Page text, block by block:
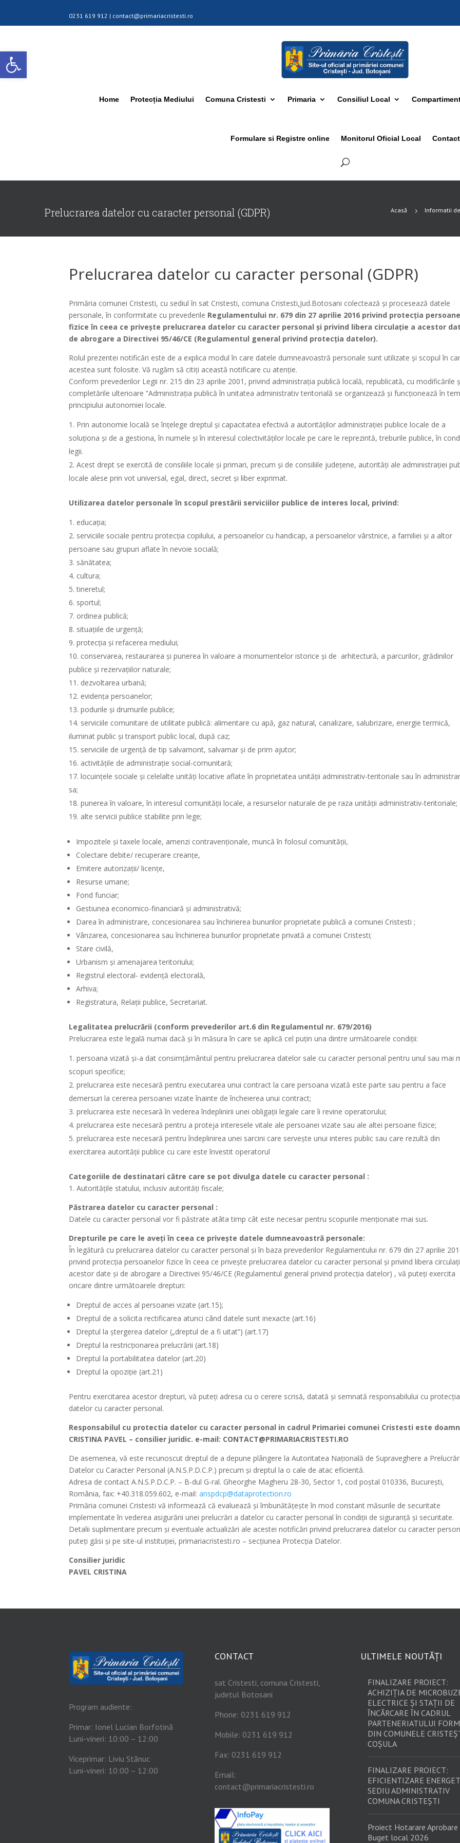
Deschide bara de unelte
0231 619 912 | contact@primariacristesti.ro
Home Protecția Mediului Comuna Cristesti Primaria Consiliul Local
Formulare si Registre online Monitorul Oficial Local Contact
Prelucrarea datelor cu caracter personal (GDPR) Acasă 5 Informatii
Prelucrarea datelor cu caracter personal (GDPR)
Primăria comunei Cristesti, cu sediul în sat Cristesti, comuna Cristesti,Jud.Botosani colectează și procesează datele
personale, în conformitate cu prevederile Regulamentului nr. 679 din 27 aprilie 2016 privind protecţia
fizice în ceea ce priveşte prelucrarea datelor cu caracter personal şi privind libera circulaţie a acestor
de abrogare a Directivei 95/46/CE (Regulamentul general privind protecţia datelor).
Rolul prezentei notificări este de a explica modul în care datele dumneavoastră personale sunt utilizate și scopul în
acestea sunt folosite. Vă rugăm să citiți această notificare cu atenție.
Conform prevederilor Legii nr. 215 din 23 aprilie 2001, privind administraţia publică locală, republicată, cu modificările
completările ulterioare ”Administrația publică în unitatea administrativ teritorială se organizează și funcționează în
principiului autonomiei locale.
Prin autonomie locală se înţelege dreptul şi capacitatea efectivă a autorităţilor administraţiei publice locale de a
soluţiona şi de a gestiona, în numele şi în interesul colectivităţilor locale pe care le reprezintă, treburile publice, în
legii.
Acest drept se exercită de consiliile locale şi primari, precum şi de consiliile judeţene, autorităţi ale administraţiei
locale alese prin vot universal, egal, direct, secret şi liber exprimat.
Utilizarea datelor personale în scopul prestării serviciilor publice de interes local, privind:
educaţia;
serviciile sociale pentru protecţia copilului, a persoanelor cu handicap, a persoanelor vârstnice, a familiei şi a altor
persoane sau grupuri aflate în nevoie socială;
sănătatea;
cultura;
tineretul;
sportul;
ordinea publică;
situaţiile de urgenţă;
protecţia şi refacerea mediului;
conservarea, restaurarea şi punerea în valoare a monumentelor istorice şi de arhitectură, a parcurilor, grădinilor
publice şi rezervaţiilor naturale;
dezvoltarea urbană;
evidenţa persoanelor;
podurile şi drumurile publice;
serviciile comunitare de utilitate publică: alimentare cu apă, gaz natural, canalizare, salubrizare, energie termică,
iluminat public şi transport public local, după caz;
serviciile de urgenţă de tip salvamont, salvamar şi de prim ajutor;
activităţile de administraţie social-comunitară;
locuinţele sociale şi celelalte unităţi locative aflate în proprietatea unităţii administrativ-teritoriale sau în
sa;
punerea în valoare, în interesul comunităţii locale, a resurselor naturale de pe raza unităţii administrativ-teritoriale;
alte servicii publice stabilite prin lege;
Impozitele și taxele locale, amenzi contravenționale, muncă în folosul comunității,
Colectare debite/ recuperare creanțe,
Emitere autorizații/ licențe,
Resurse umane;
Fond funciar;
Gestiunea economico-financiară și administrativă;
Darea în administrare, concesionarea sau închirierea bunurilor proprietate publică a comunei Cristesti ;
Vânzarea, concesionarea sau închirierea bunurilor proprietate privată a comunei Cristesti;
Stare civilă,
Urbanism și amenajarea teritoriului;
Registrul electoral- evidență electorală,
Arhiva;
Registratura, Relații publice, Secretariat.
Legalitatea prelucrării (conform prevederilor art.6 din Regulamentul nr. 679/2016)
Prelucrarea este legală numai dacă şi în măsura în care se aplică cel puţin una dintre următoarele condiţii:
persoana vizată şi-a dat consimţământul pentru prelucrarea datelor sale cu caracter personal pentru unul sau mai
scopuri specifice;
prelucrarea este necesară pentru executarea unui contract la care persoana vizată este parte sau pentru a face
demersuri la cererea persoanei vizate înainte de încheierea unui contract;
prelucrarea este necesară în vederea îndeplinirii unei obligaţii legale care îi revine operatorului;
prelucrarea este necesară pentru a proteja interesele vitale ale persoanei vizate sau ale altei persoane fizice;
prelucrarea este necesară pentru îndeplinirea unei sarcini care serveşte unui interes public sau care rezultă din
exercitarea autorităţii publice cu care este învestit operatorul
Categoriile de destinatari către care se pot divulga datele cu caracter personal :
1. Autoritățile statului, inclusiv autorități fiscale;
Păstrarea datelor cu caracter personal :
Datele cu caracter personal vor fi păstrate atâta timp cât este necesar pentru scopurile menționate mai sus.
Drepturile pe care le aveți în ceea ce privește datele dumneavoastră personale:
În legătură cu prelucrarea datelor cu caracter personal și în baza prevederilor Regulamentului nr. 679 din 27 aprilie
privind protecţia persoanelor fizice în ceea ce priveşte prelucrarea datelor cu caracter personal şi privind libera
acestor date şi de abrogare a Directivei 95/46/CE (Regulamentul general privind protecţia datelor) , vă puteți exercita
oricare dintre următoarele drepturi:
Dreptul de acces al persoanei vizate (art.15);
Dreptul de a solicita rectificarea atunci când datele sunt inexacte (art.16)
Dreptul la ştergerea datelor („dreptul de a fi uitat”) (art.17)
Dreptul la restricţionarea prelucrării (art.18)
Dreptul la portabilitatea datelor (art.20)
Dreptul la opoziţie (art.21)
Pentru exercitarea acestor drepturi, vă puteți adresa cu o cerere scrisă, datată și semnată responsabilului cu protecția
datelor cu caracter personal.
Responsabilul cu protectia datelor cu caracter personal in cadrul Primariei comunei Cristesti este
CRISTINA PAVEL – consilier juridic. e-mail: CONTACT@PRIMARIACRISTESTI.RO
De asemenea, vă este recunoscut dreptul de a depune plângere la Autoritatea Naţională de Supraveghere a
Datelor cu Caracter Personal (A.N.S.P.D.C.P.) precum și dreptul la o cale de atac eficientă.
Adresa de contact A.N.S.P.D.C.P. – B-dul G-ral. Gheorghe Magheru 28-30, Sector 1, cod poștal 010336, București,
România, fax: +40.318.059.602, e-mail:anspdcp@dataprotection.ro
Primăria comunei Cristesti vă informează că evaluează și îmbunătățește în mod constant măsurile de securitate
implementate în vederea asigurării unei prelucrări a datelor cu caracter personal în condiții de siguranță și securitate.
Detalii suplimentare precum și eventuale actualizări ale acestei notificări privind prelucrarea datelor cu caracter
puteți găsi și pe site-ul instituţiei, primariacristesti.ro – secțiunea Protecția Datelor.
Consilier juridic
PAVEL CRISTINA
Program audiente:
Primar: Ionel Lucian Borfotină
Luni-vineri: 10:00 – 12:00
Viceprimar: Liviu Stănuc
Luni-vineri: 10:00 – 12:00
CONTACT
sat Cristesti, comuna Cristesti,
judetul Botosani
Phone: 0231 619 912
Mobile: 0231 619 912
Fax: 0231 619 912
Email:
contact@primariacristesti.ro
ULTIMELE NOUTĂȚI
FINALIZARE PROIECT:
ACHIZIȚIA DE
ELECTRICE ȘI STAȚII DE
ÎNCĂRCARE ÎN CADRUL
PARTENERIATULUI
DIN COMUNELE
COȘULA
FINALIZARE PROIECT:
EFICIENTIZARE
SEDIU ADMINISTRATIV
COMUNA CRISTEȘTI
Proiect Hotarare Aprobare
Buget local 2026